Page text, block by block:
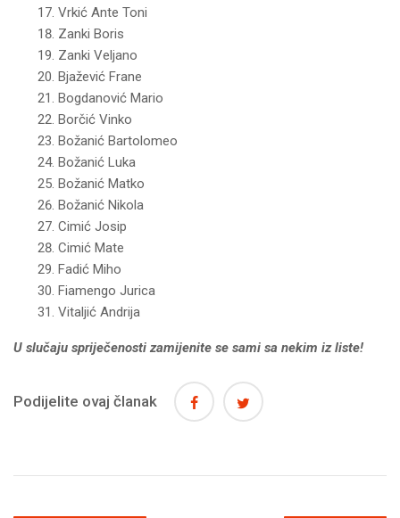
Vrkić Ante Toni
Zanki Boris
Zanki Veljano
Bjažević Frane
Bogdanović Mario
Borčić Vinko
Božanić Bartolomeo
Božanić Luka
Božanić Matko
Božanić Nikola
Cimić Josip
Cimić Mate
Fadić Miho
Fiamengo Jurica
Vitaljić Andrija
U slučaju spriječenosti zamijenite se sami sa nekim iz liste!
Podijelite ovaj članak